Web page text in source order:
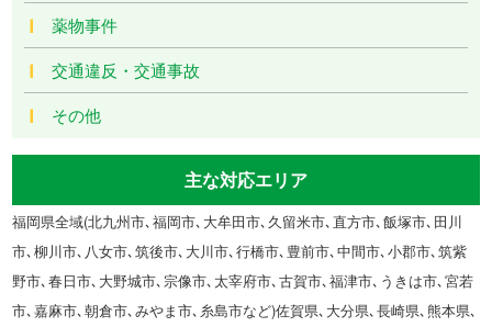
薬物事件
交通違反・交通事故
その他
主な対応エリア
福岡県全域(北九州市､福岡市､大牟田市､久留米市､直方市､飯塚市､田川
市､柳川市､八女市､筑後市､大川市､行橋市､豊前市､中間市､小郡市､筑紫
野市､春日市､大野城市､宗像市､太宰府市､古賀市､福津市､うきは市､宮若
市､嘉麻市､朝倉市､みやま市､糸島市など)佐賀県､大分県､長崎県､熊本県､